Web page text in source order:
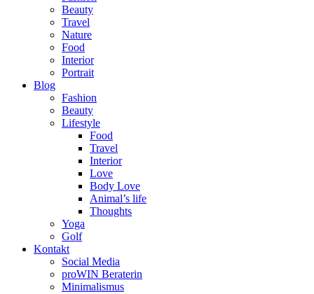
Beauty
Travel
Nature
Food
Interior
Portrait
Blog
Fashion
Beauty
Lifestyle
Food
Travel
Interior
Love
Body Love
Animal’s life
Thoughts
Yoga
Golf
Kontakt
Social Media
proWIN Beraterin
Minimalismus